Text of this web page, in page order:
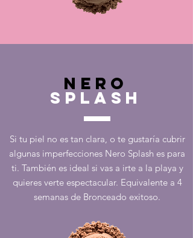
NERO
SPLASH
Si tu piel no es tan clara, o te gustaría cubrir
algunas imperfecciones Nero Splash es para
ti. También es ideal si vas a irte a la playa y
quieres verte espectacular. Equivalente a 4
semanas de Bronceado exitoso.